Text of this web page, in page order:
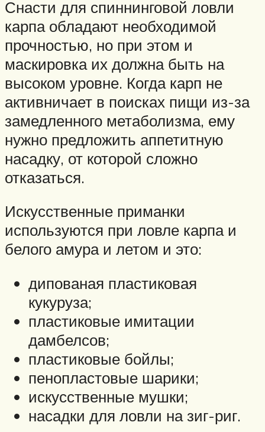
Снасти для спиннинговой ловли
карпа обладают необходимой
прочностью, но при этом и
маскировка их должна быть на
высоком уровне. Когда карп не
активничает в поисках пищи из-за
замедленного метаболизма, ему
нужно предложить аппетитную
насадку, от которой сложно
отказаться.
Искусственные приманки
используются при ловле карпа и
белого амура и летом и это:
дипованая пластиковая
кукуруза;
пластиковые имитации
дамбелсов;
пластиковые бойлы;
пенопластовые шарики;
искусственные мушки;
насадки для ловли на зиг-риг.